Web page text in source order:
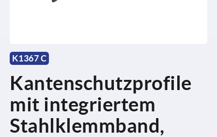
K1367 C
Kantenschutzprofile
mit integriertem
Stahlklemmband,